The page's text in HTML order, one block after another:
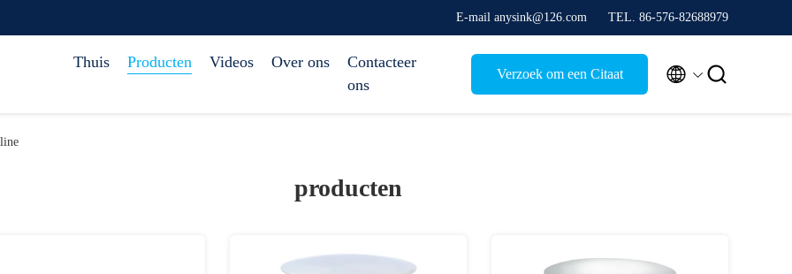
E-mail anysink@126.com TEL. 86-576-82688979
Thuis Producten Videos Over ons
Contacteer
ons
Verzoek om een Citaat  
producten